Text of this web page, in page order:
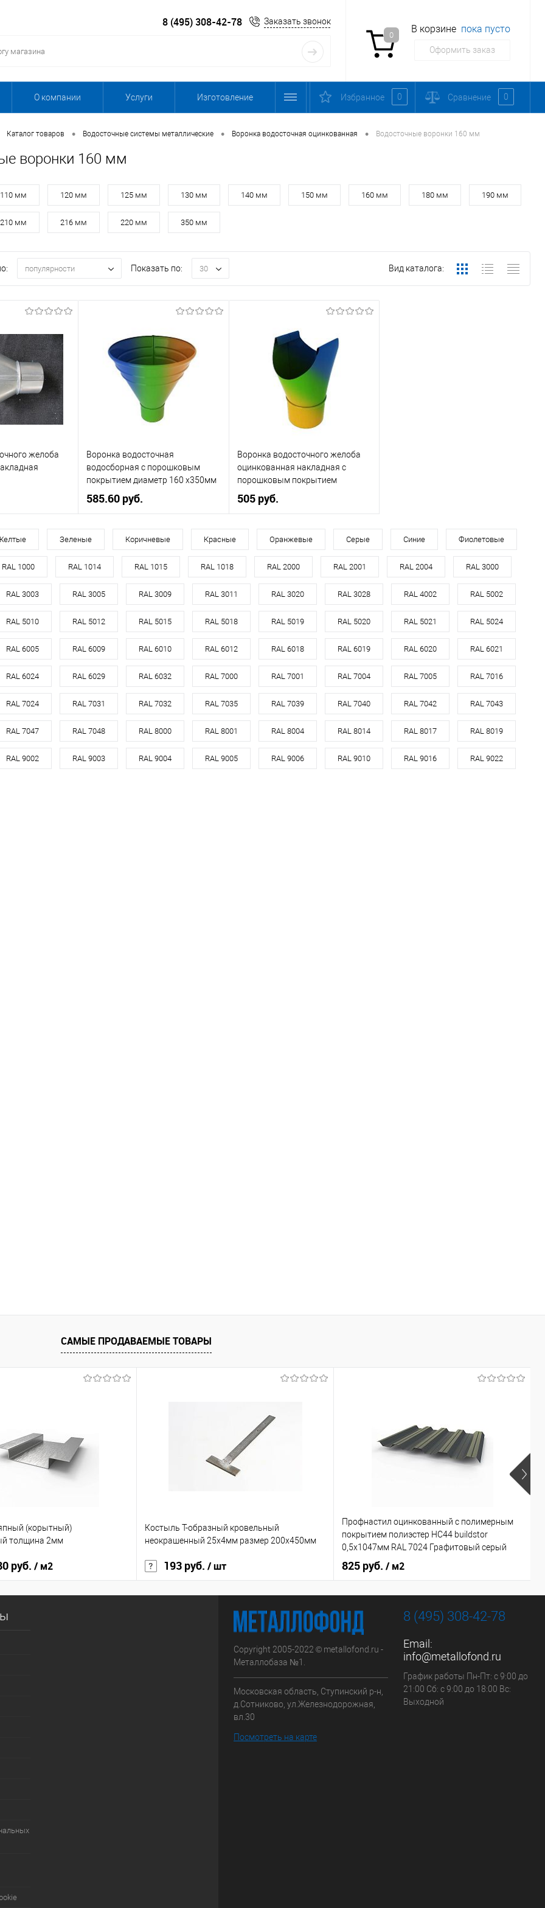
8 (495) 308-42-78 Заказать звонок
0
В корзине пока пусто
Оформить заказ
О компании Услуги Изготовление Избранное 0 Сравнение 0
Каталог товаров • Водосточные системы металлические • Воронка водосточная оцинкованная • Водосточные воронки 160 мм
воронки 160 мм
110 мм 120 мм 125 мм 130 мм 140 мм 150 мм 160 мм 180 мм 190 мм
210 мм 216 мм 220 мм 350 мм
популярности Показать по: 30 Вид каталога:
желоба
160
сталь
цинк
Сравнение
Под заказ
Воронка водосточная
водосборная c порошковым
покрытием диаметр 160 х350мм
все цвета RAL
585.60 руб.
Диаметр, мм 160
Материал
оцинкованная сталь с
порошковым
покрытием
Цвет все цвета RAL
В корзину
Купить в 1 клик
Сравнение
В избранное
Под заказ
Воронка водосточного желоба
оцинкованная накладная с
порошковым покрытием
диаметр 160 мм все цвета RAL
505 руб.
Диаметр, мм 160
Материал
оцинкованная сталь с
порошковым
покрытием
Цвет все цвета RAL
В корзину
Купить в 1 клик
Сравнение
В избранное
Под заказ
Зеленые Коричневые Красные Оранжевые Серые Синие Фиолетовые
RAL 1000 RAL 1014 RAL 1015 RAL 1018 RAL 2000 RAL 2001 RAL 2004 RAL 3000
RAL 3003 RAL 3005 RAL 3009 RAL 3011 RAL 3020 RAL 3028 RAL 4002 RAL 5002
RAL 5010 RAL 5012 RAL 5015 RAL 5018 RAL 5019 RAL 5020 RAL 5021 RAL 5024
RAL 6005 RAL 6009 RAL 6010 RAL 6012 RAL 6018 RAL 6019 RAL 6020 RAL 6021
RAL 6024 RAL 6029 RAL 6032 RAL 7000 RAL 7001 RAL 7004 RAL 7005 RAL 7016
RAL 7024 RAL 7031 RAL 7032 RAL 7035 RAL 7039 RAL 7040 RAL 7042 RAL 7043
RAL 7047 RAL 7048 RAL 8000 RAL 8001 RAL 8004 RAL 8014 RAL 8017 RAL 8019
RAL 9002 RAL 9003 RAL 9004 RAL 9005 RAL 9006 RAL 9010 RAL 9016 RAL 9022
САМЫЕ ПРОДАВАЕМЫЕ ТОВАРЫ
(корытный)
толщина 2мм
руб. / м2
Костыль Т-образный кровельный
неокрашенный 25х4мм размер 200х450мм
193 руб. / шт
Профнастил оцинкованный с полимерным
покрытием полиэстер НС44 buildstor
0,5х1047мм RAL 7024 Графитовый серый
825 руб. / м2
Copyright 2005-2022 © metallofond.ru -
Металлобаза №1.
Московская область, Ступинский р-н,
д.Сотниково, ул.Железнодорожная,
вл.30
Посмотреть на карте
8 (495) 308-42-78
Email:
info@metallofond.ru
График работы Пн-Пт: с 9:00 до
21:00 Сб: с 9:00 до 18:00 Вс:
Выходной